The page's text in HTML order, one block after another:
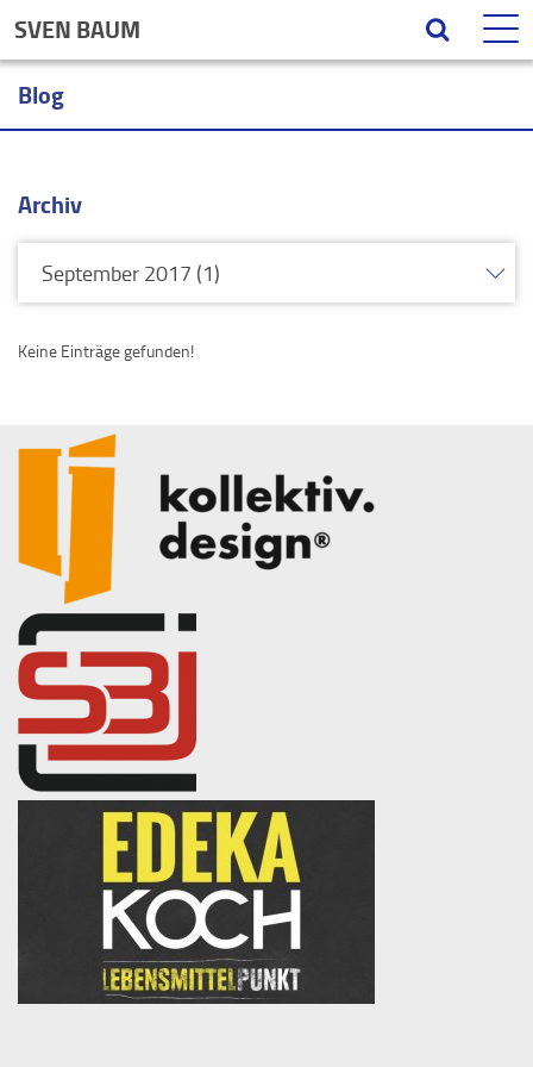
SVEN BAUM
Blog
Archiv
Keine Einträge gefunden!